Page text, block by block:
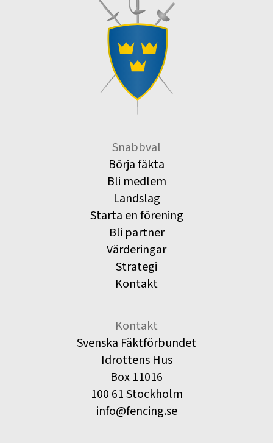
Snabbval
Börja fäkta
Bli medlem
Landslag
Starta en förening
Bli partner
Värderingar
Strategi
Kontakt
Kontakt
Svenska Fäktförbundet
Idrottens Hus
Box 11016
100 61 Stockholm
info@fencing.se